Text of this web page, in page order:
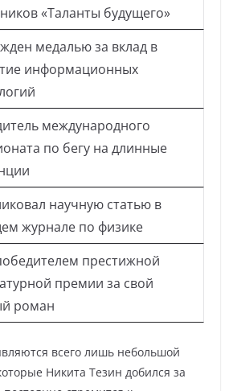
«Таланты будущего»
медалью за вклад в
информационных
международного
по бегу на длинные
научную статью в
журнале по физике
престижной
премии за свой
роман
всего лишь небольшой
Никита Тезин добился за